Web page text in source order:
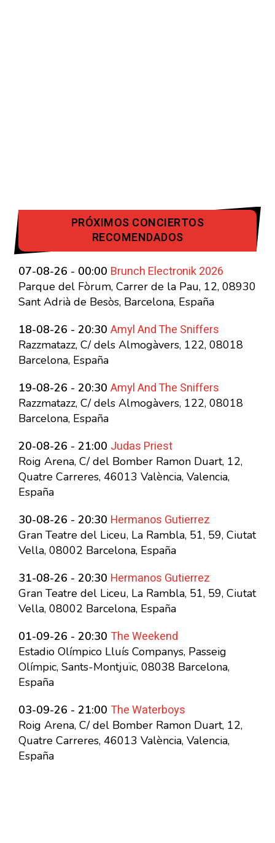
PRÓXIMOS CONCIERTOS
RECOMENDADOS
07-08-26 - 00:00 Brunch Electronik 2026
Parque del Fòrum, Carrer de la Pau, 12, 08930
Sant Adrià de Besòs, Barcelona, España
18-08-26 - 20:30 Amyl And The Sniffers
Razzmatazz, C/ dels Almogàvers, 122, 08018
Barcelona, España
19-08-26 - 20:30 Amyl And The Sniffers
Razzmatazz, C/ dels Almogàvers, 122, 08018
Barcelona, España
20-08-26 - 21:00 Judas Priest
Roig Arena, C/ del Bomber Ramon Duart, 12,
Quatre Carreres, 46013 València, Valencia,
España
30-08-26 - 20:30 Hermanos Gutierrez
Gran Teatre del Liceu, La Rambla, 51, 59, Ciutat
Vella, 08002 Barcelona, España
31-08-26 - 20:30 Hermanos Gutierrez
Gran Teatre del Liceu, La Rambla, 51, 59, Ciutat
Vella, 08002 Barcelona, España
01-09-26 - 20:30 The Weekend
Estadio Olímpico Lluís Companys, Passeig
Olímpic, Sants-Montjuïc, 08038 Barcelona,
España
03-09-26 - 21:00 The Waterboys
Roig Arena, C/ del Bomber Ramon Duart, 12,
Quatre Carreres, 46013 València, Valencia,
España